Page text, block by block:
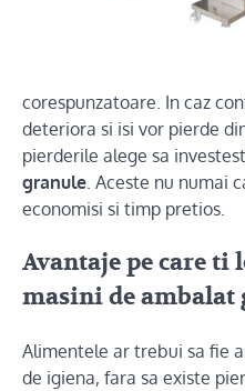
corespunzatoare. In caz
deteriora si isi vor pierde
pierderile alege sa
granule. Aceste nu numai
economisi si timp pretios.
Avantaje pe care ti
masini de ambalat
Alimentele ar trebui sa fie
de igiena, fara sa existe